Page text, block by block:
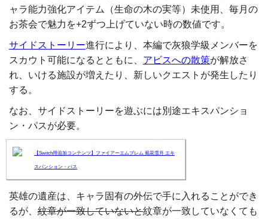
ャラ能力強化アイテム（生命の木の実等）未使用、毎月の
お茶会で魅力を+2ずつ上げていない時の数値です。
サイドストーリー進行により、本編で灰狼学級メンバーを
スカウト可能になるとともに、 アビスへの散策が解放さ
れ、いける施設が増えたり、新しいクエストが発生したり
する。
なお、サイドストーリーを遊ぶには別途エキスパンショ
ン・パスが必要。
【Switch用追加コンテンツ】ファイアーエムブレム 風花雪月 エキ
スパンション・パス
英雄の遺産は、キャラ固有の外伝で手に入れることができ
るが、 紋章が一致していないと紋章が一致していなくても